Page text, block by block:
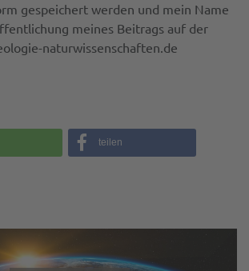
gespeichert werden und mein Name
meines Beitrags auf der
naturwissenschaften.de
teilen